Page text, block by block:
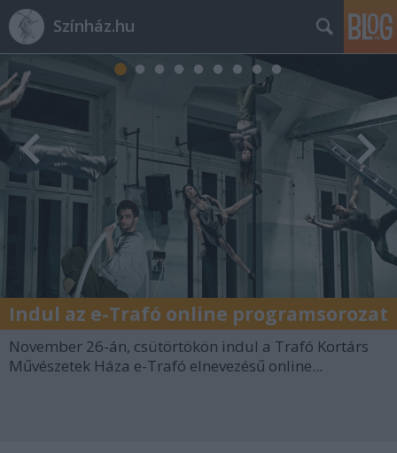
Színház.hu
Indul az e-Trafó online programsorozat
November 26-án, csütörtökön indul a Trafó Kortárs
Művészetek Háza e-Trafó elnevezésű online...